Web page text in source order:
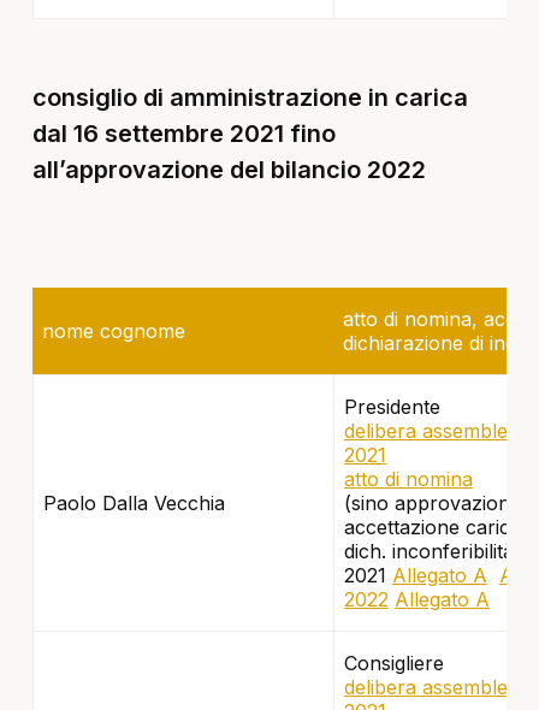
consiglio di amministrazione in carica
dal 16 settembre 2021 fino
all’approvazione del bilancio 2022
nome cognome
atto di nomina,
dichiarazione di
Paolo Dalla Vecchia
Presidente
delibera
2021
atto di nomina
(sino approvazione
accettazione carica
dich. inconferibilità e
2021 Allegato A
2022 Allegato A
Consigliere
delibera